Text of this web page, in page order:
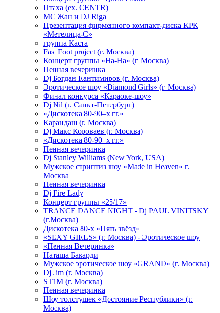
Птаха (ex. CENTR)
МС Жан и DJ Riga
Презентация фирменного компакт-диска КРК
«Метелица-С»
группа Каста
Fast Foot project (г. Москва)
Концерт группы «На-На» (г. Москва)
Пенная вечеринка
Dj Богдан Кантимиров (г. Москва)
Эротическое шоу «Diamond Girls» (г. Москва)
Финал конкурса «Караоке-шоу»
Dj Nil (г. Санкт-Петербург)
«Дискотека 80-90–х гг.»
Карандаш (г. Москва)
Dj Макс Короваев (г. Москва)
«Дискотека 80-90–х гг.»
Пенная вечеринка
Dj Stanley Williams (New York, USA)
Мужское стриптиз шоу «Made in Heaven» г.
Москва
Пенная вечеринка
Dj Fire Lady
Концерт группы «25/17»
TRANCE DANCE NIGHT - Dj PAUL VINITSKY
(г.Москва)
Дискотека 80-х «Пять звёзд»
«SEXY GIRLS» (г. Москва) - Эротическое шоу
«Пенная Вечеринка»
Hаташа Бакарди
Мужское эротическое шоу «GRAND» (г. Москва)
Dj Jim (г. Москва)
ST1M (г. Москва)
Пенная вечеринка
Шоу толстушек «Достояние Республики» (г.
Москва)